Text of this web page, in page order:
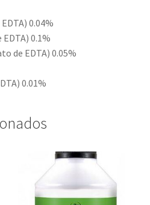
0.04%
0.1%
de EDTA) 0.05%
0.01%